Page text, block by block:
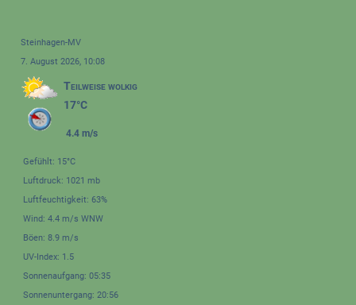
Steinhagen-MV
7. August 2026, 10:08
Teilweise wolkig
17°C
4.4 m/s
Gefühlt: 15°C
Luftdruck: 1021 mb
Luftfeuchtigkeit: 63%
Wind: 4.4 m/s WNW
Böen: 8.9 m/s
UV-Index: 1.5
Sonnenaufgang: 05:35
Sonnenuntergang: 20:56